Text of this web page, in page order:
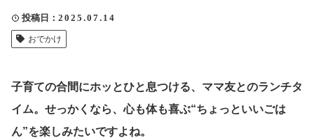
投稿日 2025.07.14
おでかけ
子育ての合間にホッとひと息つける、ママ友とのランチタ
イム。せっかくなら、心も体も喜ぶ“ちょっといいごは
ん”を楽しみたいですよね。
感想・声を送る